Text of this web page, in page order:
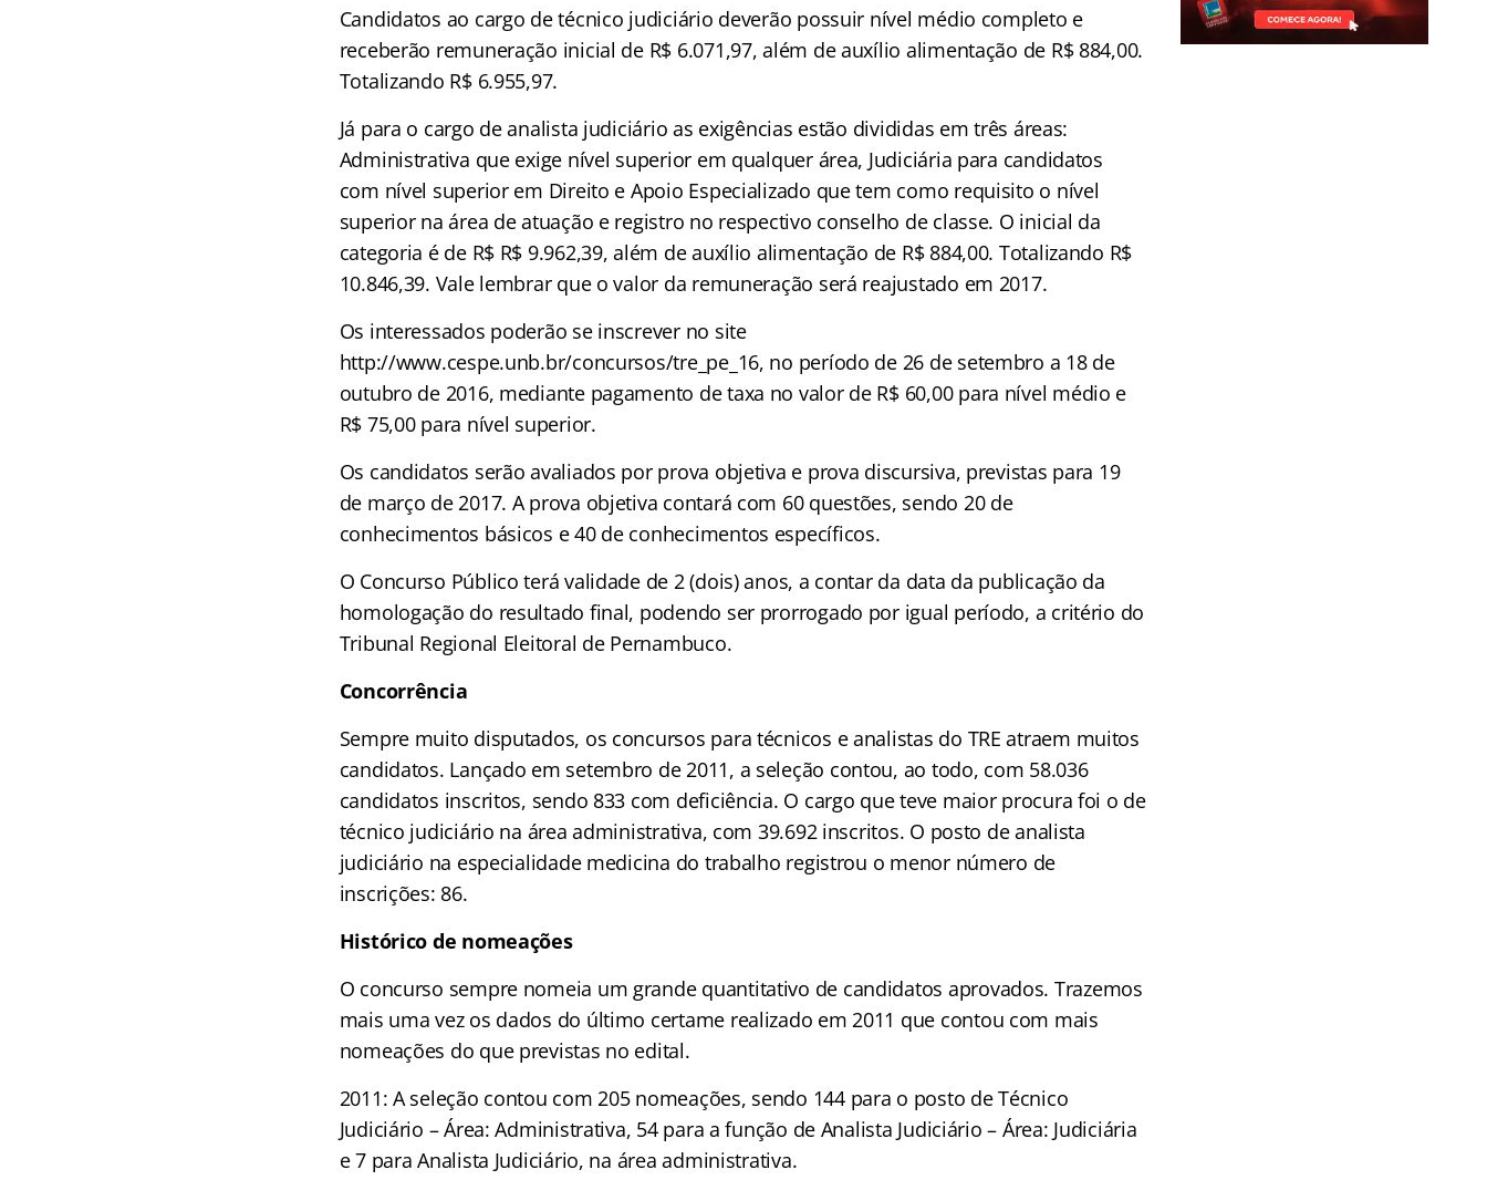
Candidatos ao cargo de técnico judiciário deverão possuir nível médio completo e
receberão remuneração inicial de R$ 6.071,97, além de auxílio alimentação de R$ 884,00.
Totalizando R$ 6.955,97.
Já para o cargo de analista judiciário as exigências estão divididas em três áreas:
Administrativa que exige nível superior em qualquer área, Judiciária para candidatos
com nível superior em Direito e Apoio Especializado que tem como requisito o nível
superior na área de atuação e registro no respectivo conselho de classe. O inicial da
categoria é de R$ R$ 9.962,39, além de auxílio alimentação de R$ 884,00. Totalizando R$
10.846,39. Vale lembrar que o valor da remuneração será reajustado em 2017.
Os interessados poderão se inscrever no site
http://www.cespe.unb.br/concursos/tre_pe_16, no período de 26 de setembro a 18 de
outubro de 2016, mediante pagamento de taxa no valor de R$ 60,00 para nível médio e
R$ 75,00 para nível superior.
Os candidatos serão avaliados por prova objetiva e prova discursiva, previstas para 19
de março de 2017. A prova objetiva contará com 60 questões, sendo 20 de
conhecimentos básicos e 40 de conhecimentos específicos.
O Concurso Público terá validade de 2 (dois) anos, a contar da data da publicação da
homologação do resultado final, podendo ser prorrogado por igual período, a critério do
Tribunal Regional Eleitoral de Pernambuco.
Concorrência
Sempre muito disputados, os concursos para técnicos e analistas do TRE atraem muitos
candidatos. Lançado em setembro de 2011, a seleção contou, ao todo, com 58.036
candidatos inscritos, sendo 833 com deficiência. O cargo que teve maior procura foi o de
técnico judiciário na área administrativa, com 39.692 inscritos. O posto de analista
judiciário na especialidade medicina do trabalho registrou o menor número de
inscrições: 86.
Histórico de nomeações
O concurso sempre nomeia um grande quantitativo de candidatos aprovados. Trazemos
mais uma vez os dados do último certame realizado em 2011 que contou com mais
nomeações do que previstas no edital.
2011: A seleção contou com 205 nomeações, sendo 144 para o posto de Técnico
Judiciário – Área: Administrativa, 54 para a função de Analista Judiciário – Área: Judiciária
e 7 para Analista Judiciário, na área administrativa.